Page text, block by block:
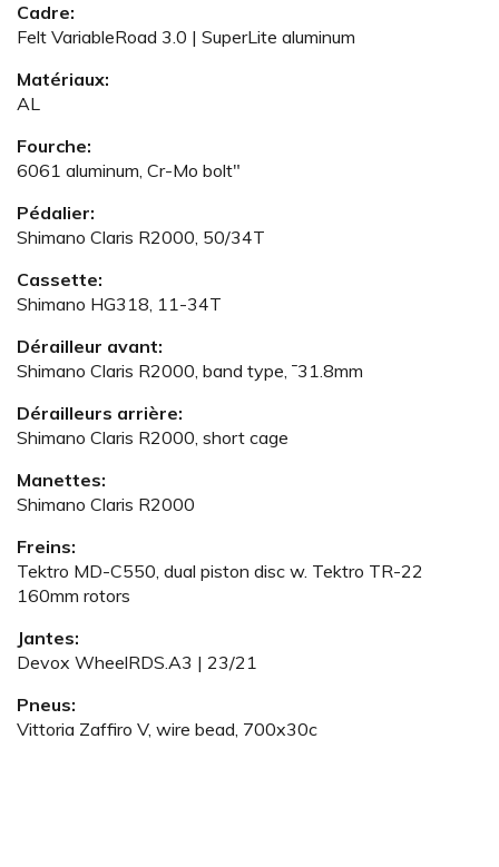
Cadre:
Felt VariableRoad 3.0 | SuperLite aluminum
Matériaux:
AL
Fourche:
6061 aluminum, Cr-Mo bolt"
Pédalier:
Shimano Claris R2000, 50/34T
Cassette:
Shimano HG318, 11-34T
Dérailleur avant:
Shimano Claris R2000, band type, ¯31.8mm
Dérailleurs arrière:
Shimano Claris R2000, short cage
Manettes:
Shimano Claris R2000
Freins:
Tektro MD-C550, dual piston disc w. Tektro TR-22
160mm rotors
Jantes:
Devox WheelRDS.A3 | 23/21
Pneus:
Vittoria Zaffiro V, wire bead, 700x30c